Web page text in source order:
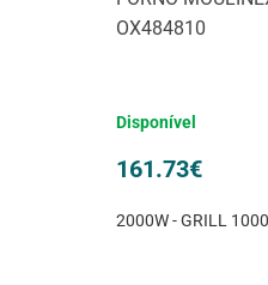
OX484810
Disponível
161.73€
2000W - GRILL